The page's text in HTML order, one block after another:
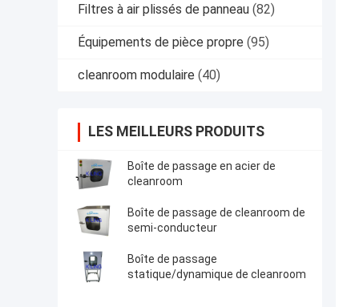
Filtres à air plissés de panneau (82)
Équipements de pièce propre (95)
cleanroom modulaire (40)
LES MEILLEURS PRODUITS
Boîte de passage en acier de
cleanroom
Boîte de passage de cleanroom de
semi-conducteur
Boîte de passage
statique/dynamique de cleanroom